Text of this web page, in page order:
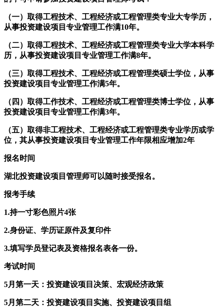
（一）取得工程技术、工程经济或工程管理类专业大专学历，
从事投资建设项目专业管理工作满10年。
（二）取得工程技术、工程经济或工程管理类专业大学本科学
历，从事投资建设项目专业管理工作满8年。
（三）取得工程技术、工程经济或工程管理类硕士学位，从事
投资建设项目专业管理工作满5年。
（四）取得工作技术、工程经济或工程管理类博士学位，从事
投资建设项目专业管理工作满3年。
（五）取得非工程技术、工程经济或工程管理类专业学历或学
位，其从事投资建设项目专业管理工作年限相应增加2年
报名时间
湖北投资建设项目管理师可以随时接受报名。
报考手续
1.持一寸彩色照片4张
2.身份证、学历证原件及复印件
3.填写学员登记表及资格报名表各一份。
考试时间
5月第一天：投资建设项目决策、宏观经济政策
5月第二天：投资建设项目实施、投资建设项目组